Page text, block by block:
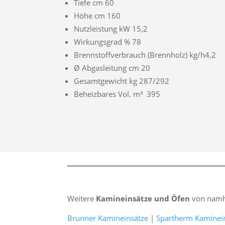
Tiefe cm 60
Höhe cm 160
Nutzleistung kW 15,2
Wirkungsgrad % 78
Brennstoffverbrauch (Brennholz) kg/h4,2
Ø Abgasleitung cm 20
Gesamtgewicht kg 287/292
Beheizbares Vol. m³ 395
Weitere Kamineinsätze und Öfen von
Brunner Kamineinsätze |Spartherm